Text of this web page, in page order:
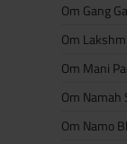
Om Gang
Om
Om Mani
Om Namah
Om Namo